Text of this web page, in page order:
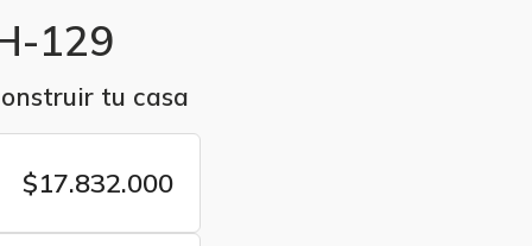
129
tu casa
$17.832.000